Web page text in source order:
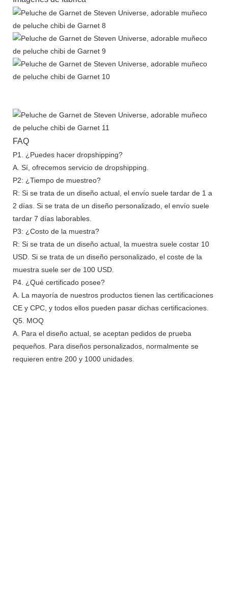
FAQ
P1. ¿Puedes hacer dropshipping?
A. Sí, ofrecemos servicio de dropshipping.
P2: ¿Tiempo de muestreo?
R: Si se trata de un diseño actual, el envío suele tardar de 1 a
2 días. Si se trata de un diseño personalizado, el envío suele
tardar 7 días laborables.
P3: ¿Costo de la muestra?
R: Si se trata de un diseño actual, la muestra suele costar 10
USD. Si se trata de un diseño personalizado, el coste de la
muestra suele ser de 100 USD.
P4. ¿Qué certificado posee?
A. La mayoría de nuestros productos tienen las certificaciones
CE y CPC, y todos ellos pueden pasar dichas certificaciones.
Q5. MOQ
A. Para el diseño actual, se aceptan pedidos de prueba
pequeños. Para diseños personalizados, normalmente se
requieren entre 200 y 1000 unidades.